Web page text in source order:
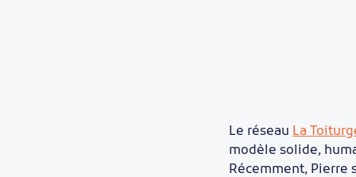
Le réseau La
modèle solide,
Récemment, Pierre